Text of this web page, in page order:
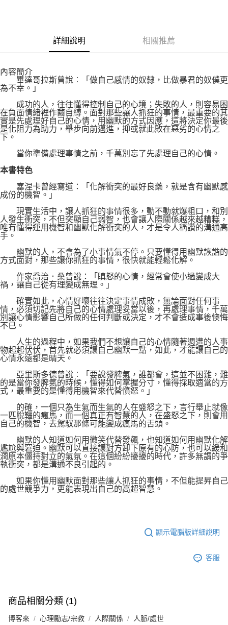
博客來商品配送方式
每筆NT$80，滿NT$1,000(含以上)免運費
詳細說明 相關推薦
內容簡介
畢達哥拉斯曾說︰「做自己感情的奴隸，比做暴君的奴僕更
為不幸。」
成功的人，往往懂得控制自己的心境；失敗的人，則容易困
在負面情緒裡作繭自縛。面對那些讓人抓狂的事情，最重要的其
實是先處理好自己的心情，用幽默的方式因應，這將決定你最後
是化阻力為助力，舉步向前邁進，抑或就此敗在惡劣的心情之
下。
當你準備處理事情之前，千萬別忘了先處理自己的心情。
本書特色
塞涅卡曾經寫道：「化解衝突的最好良藥，就是含有幽默感
成份的機智。」
現實生活中，讓人抓狂的事情很多，動不動就爆粗口，和別
人發生衝突，不但突顯自己弱智，也會讓人際關係越來越糟糕，
唯有懂得運用機智和幽默化解衝突的人，才是令人稱讚的溝通高
手。
幽默的人，不會為了小事情氣不停。只要懂得用幽默詼諧的
方式面對，那些讓你抓狂的事情，很快就能輕鬆化解。
作家喬治．桑曾說：「瞋怒的心情，經常會使小過變成大
禍，讓自己從有理變成無理。」
確實如此，心情好壞往往決定事情成敗，無論面對任何事
情，必須切記先將自己的心情處理妥當以後，再處理事情，千萬
別讓心情影響自己所做的任何判斷或決定，才不會造成事後懊悔
不已。
人生的過程中，如果我們不想讓自己的心情隨著週遭的人事
物起起伏伏，首先就必須讓自己幽默一點，如此，才能讓自己的
心情永遠都是晴天。
亞里斯多德曾說︰「要說發脾氣，誰都會，這並不困難，難
的是當你發脾氣的時候，懂得如何掌握分寸，懂得採取適當的方
式，最重要的是懂得用機智來代替憤怒。」
的確，一個只為生氣而生氣的人在盛怒之下，言行舉止就像
一匹脫韁的瘋馬，而一個真正有智慧的人，在盛怒之下，則會用
自己的機智，去駕馭那條可能變成瘋馬的舌頭。
幽默的人知道如何用微笑代替發飆，也知道如何用幽默化解
尷尬與窘迫。幽默可以直接讓對方卸下原有的心防，也可以緩和
潤原本僵持對立的氣氛。在這個紛紛擾擾的時代，許多無謂的爭
執衝突，都是溝通不良引起的。
如果你懂用幽默面對那些讓人抓狂的事情，不但能提昇自己
的處世競爭力，更能表現出自己的高超智慧。
顯示電腦版詳細說明
客服
商品相關分類 (1)
博客來 心理勵志/宗教 人際關係 人脈/處世